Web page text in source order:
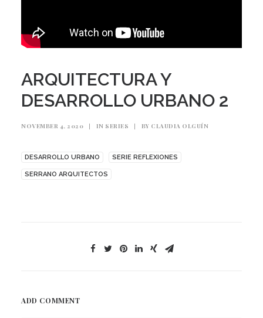
Search
ARQUITECTURA Y
DESARROLLO URBANO 2
NOVEMBER 4, 2020 | IN SERIES | BY CLAUDIA OLGUÍN
DESARROLLO URBANO SERIE REFLEXIONES
SERRANO ARQUITECTOS
ADD COMMENT